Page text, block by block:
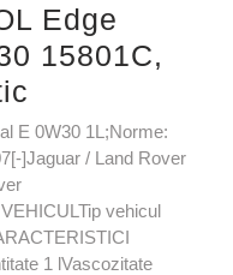
Edge
15801C,
E 0W30 1L;Norme:
]Jaguar / Land Rover
vehicul
1 lVascozitate